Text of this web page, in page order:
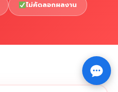
วิจัย รับทำวิทยานิพนธ์ รับทำ⇧
ไม่คัดลอกผลงาน